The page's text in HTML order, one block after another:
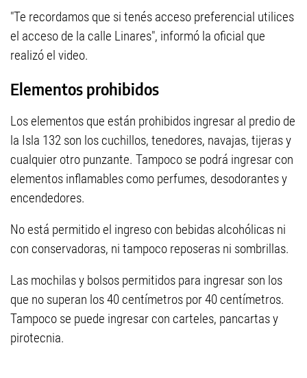
"Te recordamos que si tenés acceso preferencial utilices
el acceso de la calle Linares", informó la oficial que
realizó el video.
Elementos prohibidos
Los elementos que están prohibidos ingresar al predio de
la Isla 132 son los cuchillos, tenedores, navajas, tijeras y
cualquier otro punzante. Tampoco se podrá ingresar con
elementos inflamables como perfumes, desodorantes y
encendedores.
No está permitido el ingreso con bebidas alcohólicas ni
con conservadoras, ni tampoco reposeras ni sombrillas.
Las mochilas y bolsos permitidos para ingresar son los
que no superan los 40 centímetros por 40 centímetros.
Tampoco se puede ingresar con carteles, pancartas y
pirotecnia.